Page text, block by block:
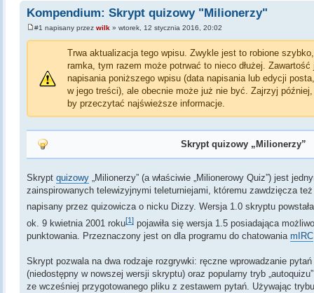
Kompendium: Skrypt quizowy "Milionerzy"
#1 napisany przezwilk » wtorek, 12 stycznia 2016, 20:02
Trwa aktualizacja tego wpisu. Zwykle jest to robione
ramka, tym razem może potrwać to nieco dłużej.
napisania poniższego wpisu (data napisania lub edycji
w jego treści), ale obecnie może już nie być. Zajrzyj
by przeczytać najświeższe informacje.
Skrypt quizowy „Milionerzy”
Skryptquizowy „Milionerzy” (a właściwie „Milionerowy Quiz”) jest
zainspirowanych telewizyjnymi teleturniejami, któremu zawdzięcza
napisany przez quizowicza o nicku Dizzy. Wersja 1.0 skryptu
ok. 9 kwietnia 2001 roku[1] pojawiła się wersja 1.5 posiadająca
punktowania. Przeznaczony jest on dla programu do chatowaniamIRC
Skrypt pozwala na dwa rodzaje rozgrywki: ręczne wprowadzanie
(niedostępny w nowszej wersji skryptu) oraz popularny tryb
ze wcześniej przygotowanego pliku z zestawem pytań. Używając